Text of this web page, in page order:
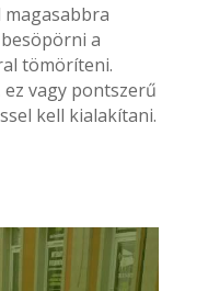
magasabbra
a
tömöríteni.
ez vagy pontszerű
kell kialakítani.